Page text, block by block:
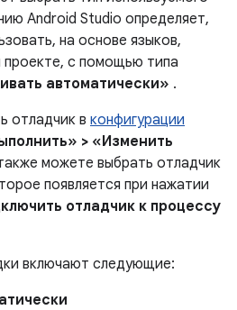
Android Studio определяет,
на основе языков,
с помощью типа
автоматически» .
отладчик в конфигурации
> «Изменить
можете выбрать отладчик
появляется при нажатии
отладчик к процессу
включают следующие: